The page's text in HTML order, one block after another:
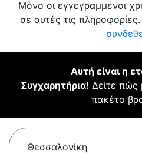
Μόνο οι εγγεγραμμένοι
σε αυτές τις πληροφορίες.
Αυτή είναι η
Συγχαρητήρια! Δείτε πώς
πακέτο
Θεσσαλονίκη